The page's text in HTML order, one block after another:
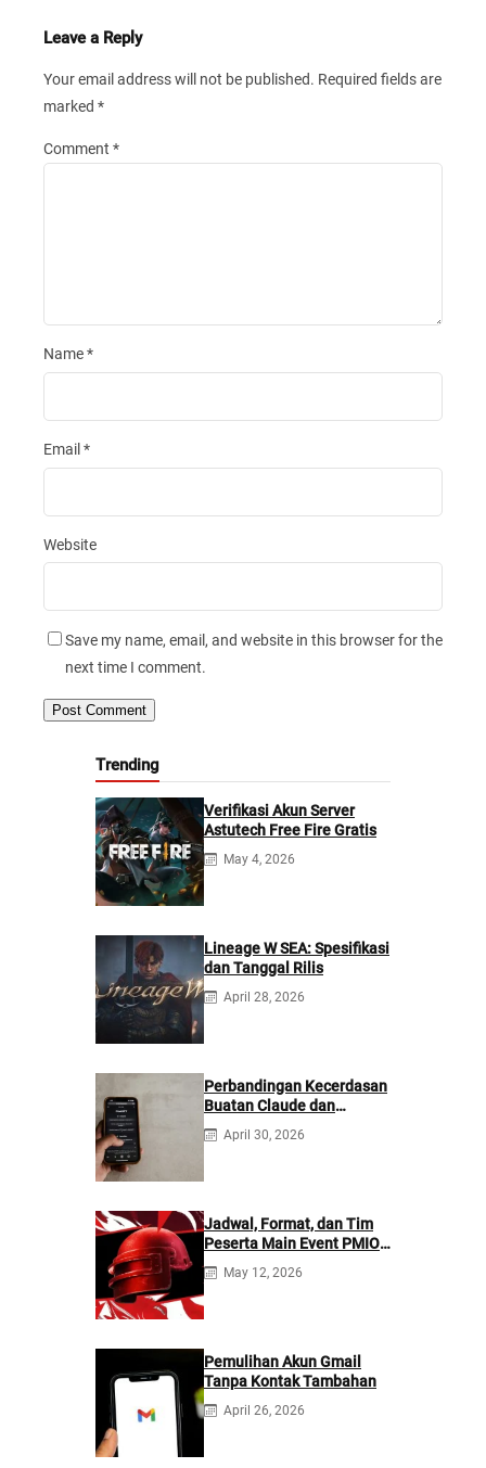
Leave a Reply
Your email address will not be published. Required fields are
marked *
Comment *
Name*
Email *
Website
Save my name, email, and website in this browser for the
next time I comment.
Trending
Verifikasi Akun Server
Astutech Free Fire Gratis
May 4, 2026
Lineage W SEA: Spesifikasi
dan Tanggal Rilis
April 28, 2026
Perbandingan Kecerdasan
Buatan Claude dan
ChatGPT: Mana yang
Lebih Baik?
April 30, 2026
Jadwal, Format, dan Tim
Peserta Main Event PMIO
2026
May 12, 2026
Pemulihan Akun Gmail
Tanpa Kontak Tambahan
April 26, 2026